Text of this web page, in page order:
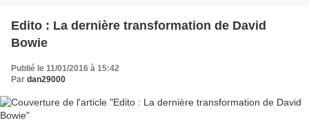
Edito : La dernière transformation de David
Bowie
Publié le 11/01/2016 à 15:42
Par dan29000